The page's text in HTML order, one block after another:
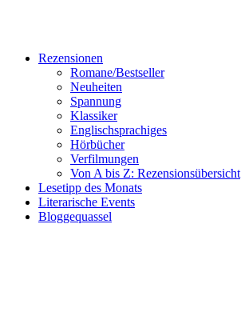
Rezensionen
Romane/Bestseller
Neuheiten
Spannung
Klassiker
Englischsprachiges
Hörbücher
Verfilmungen
Von A bis Z: Rezensionsübersicht
Lesetipp des Monats
Literarische Events
Bloggequassel